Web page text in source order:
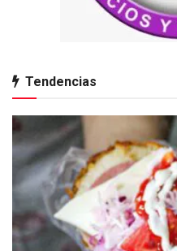
Tendencias